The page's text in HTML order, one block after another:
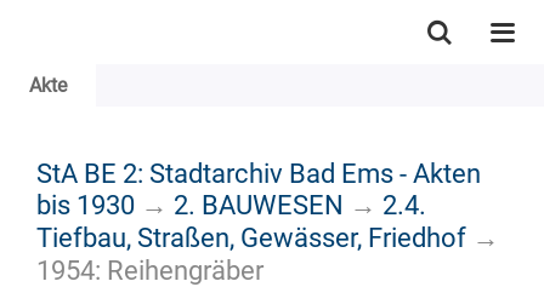
Akte
StA BE 2: Stadtarchiv Bad Ems - Akten
bis 1930 → 2. BAUWESEN → 2.4.
Tiefbau, Straßen, Gewässer, Friedhof →
1954: Reihengräber